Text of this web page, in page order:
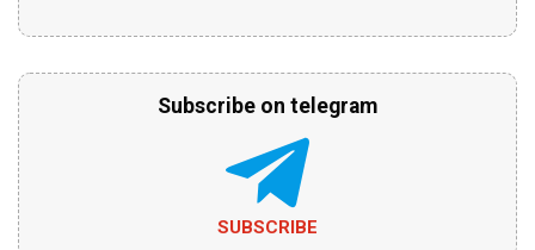
Subscribe on telegram
SUBSCRIBE